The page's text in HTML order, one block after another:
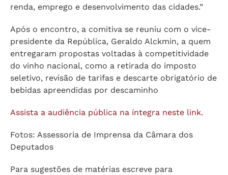
renda, emprego e desenvolvimento das cidades.”
Após o encontro, a comitiva se reuniu com o vice-
presidente da República, Geraldo Alckmin, a quem
entregaram propostas voltadas à competitividade
do vinho nacional, como a retirada do imposto
seletivo, revisão de tarifas e descarte obrigatório de
bebidas apreendidas por descaminho
Assista a audiência pública na íntegra neste link.
Fotos: Assessoria de Imprensa da Câmara dos
Deputados
Para sugestões de matérias escreve para